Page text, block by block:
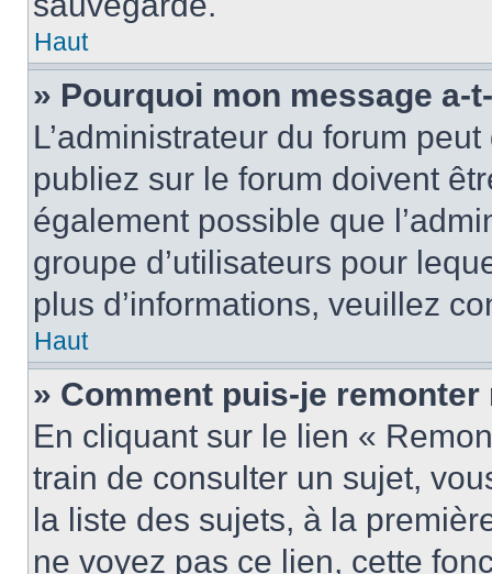
Haut
» Pourquoi mon message a-
L’administrateur du forum
publiez sur le forum doivent
également possible que
groupe d’utilisateurs pour
plus d’informations, veuillez
Haut
» Comment puis-je
En cliquant sur le lien «
train de consulter un sujet,
la liste des sujets, à la
ne voyez pas ce lien, cette